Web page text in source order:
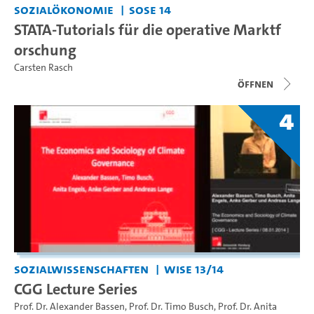
Sozialökonomie SoSe 14
STATA-Tutorials für die operative Marktf
orschung
Carsten Rasch
Öffnen
4
Sozialwissenschaften WiSe 13/14
CGG Lecture Series
Prof. Dr. Alexander Bassen, Prof. Dr. Timo Busch, Prof. Dr. Anita